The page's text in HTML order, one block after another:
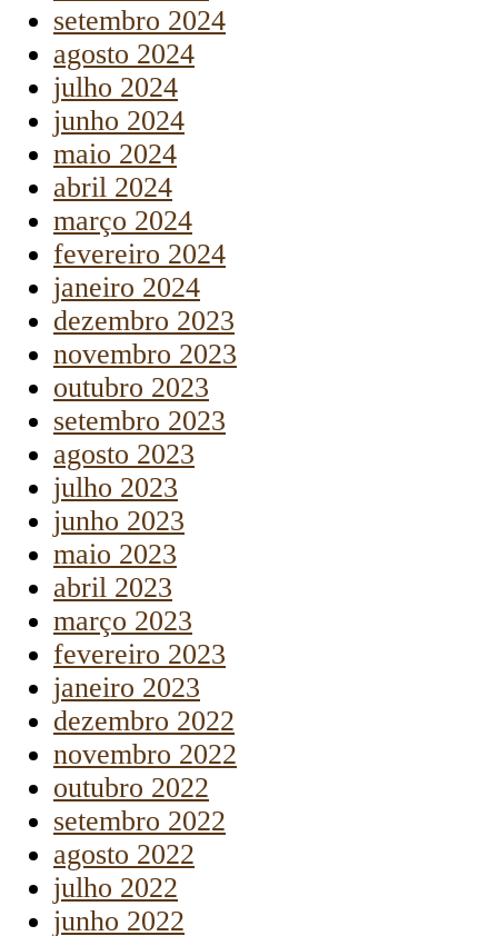
setembro 2024
agosto 2024
julho 2024
junho 2024
maio 2024
abril 2024
março 2024
fevereiro 2024
janeiro 2024
dezembro 2023
novembro 2023
outubro 2023
setembro 2023
agosto 2023
julho 2023
junho 2023
maio 2023
abril 2023
março 2023
fevereiro 2023
janeiro 2023
dezembro 2022
novembro 2022
outubro 2022
setembro 2022
agosto 2022
julho 2022
junho 2022